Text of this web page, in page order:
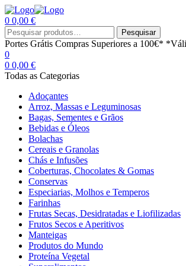
0 0,00 €
Menu
Procurar
por:
Pesquisar
Portes Grátis Compras Superiores a 100€*
0
0 0,00 €
Todas as Categorias
Adoçantes
Arroz, Massas e Leguminosas
Bagas, Sementes e Grãos
Bebidas e Óleos
Bolachas
Cereais e Granolas
Chás e Infusões
Coberturas, Chocolates & Gomas
Conservas
Especiarias, Molhos e Temperos
Farinhas
Frutas Secas, Desidratadas e Liofilizadas
Frutos Secos e Aperitivos
Manteigas
Produtos do Mundo
Proteína Vegetal